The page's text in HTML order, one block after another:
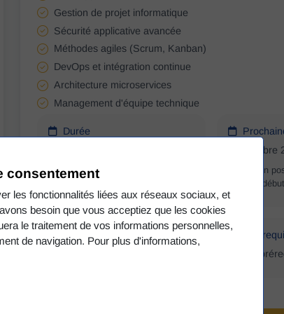
Gestion de projet informatique
Sécurité applicative avancée
Méthodes agiles (Scrum, Kanban)
DevOps et intégration continue
Architecture microservices
Management d'équipe technique
Durée
(1 semaine école, 3 semaines
Septembre
Inscription
avant le
Coût de la formation
Aucun
consentement
les fonctionnalités liées aux réseaux sociaux, et
besoin que vous acceptiez que les cookies
le traitement de vos informations personnelles,
de navigation. Pour plus d'informations,